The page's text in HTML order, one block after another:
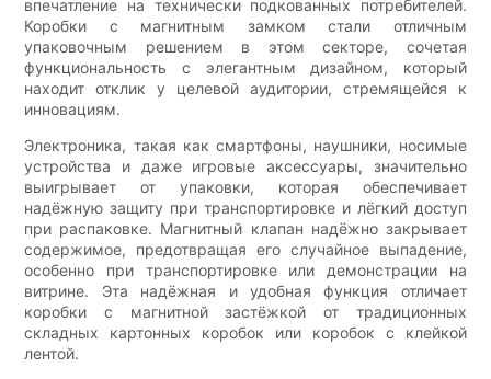
впечатление на технически подкованных потребителей.
Коробки с магнитным замком стали отличным
упаковочным решением в этом секторе, сочетая
функциональность с элегантным дизайном, который
находит отклик у целевой аудитории, стремящейся к
инновациям.
Электроника, такая как смартфоны, наушники, носимые
устройства и даже игровые аксессуары, значительно
выигрывает от упаковки, которая обеспечивает
надёжную защиту при транспортировке и лёгкий доступ
при распаковке. Магнитный клапан надёжно закрывает
содержимое, предотвращая его случайное выпадение,
особенно при транспортировке или демонстрации на
витрине. Эта надёжная и удобная функция отличает
коробки с магнитной застёжкой от традиционных
складных картонных коробок или коробок с клейкой
лентой.